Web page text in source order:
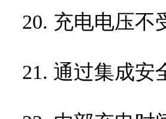
20. 充电电压不
21. 通过集成安